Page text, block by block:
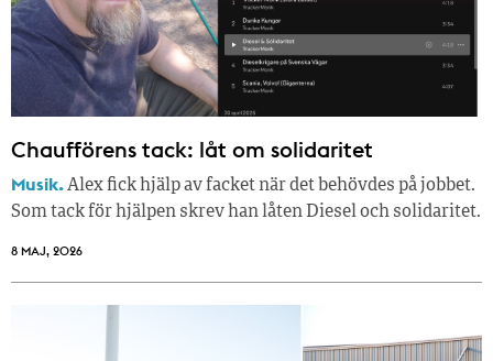
Chaufförens tack: låt om solidaritet
Musik.Alex fick hjälp av facket när det behövdes på jobbet.
Som tack för hjälpen skrev han låten Diesel och solidaritet.
8 MAJ, 2026